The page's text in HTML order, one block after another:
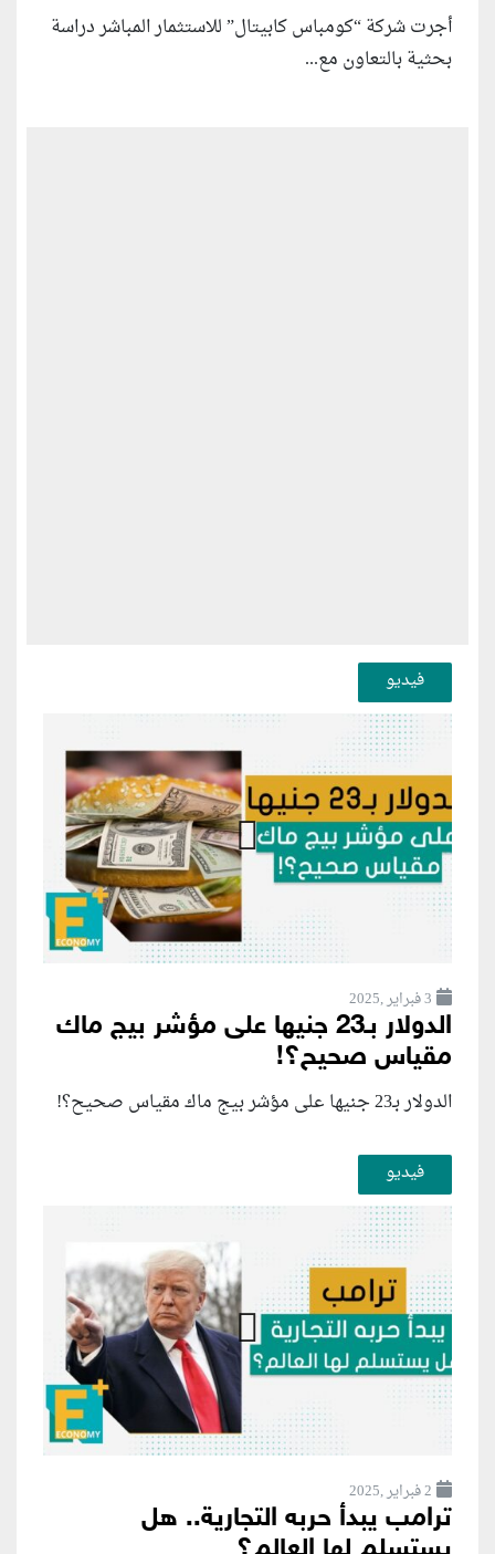
أجرت شركة “كومباس كابيتال” للاستثمار المباشر دراسة
بحثية بالتعاون مع...
فيديو
3 فبراير ,2025
الدولار بـ23 جنيها على مؤشر بيج ماك
مقياس صحيح؟!
الدولار بـ23 جنيها على مؤشر بيج ماك مقياس صحيح؟!
فيديو
2 فبراير ,2025
ترامب يبدأ حربه التجارية.. هل